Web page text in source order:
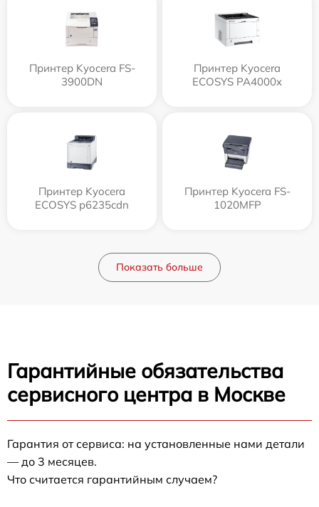
Принтер Kyocera FS-
3900DN
Принтер Kyocera
ECOSYS PA4000x
Принтер Kyocera
ECOSYS p6235cdn
Принтер Kyocera FS-
1020MFP
Показать больше
Гарантийные обязательства
сервисного центра в Москве
Гарантия от сервиса: на установленные нами детали
— до 3 месяцев.
Что считается гарантийным случаем?